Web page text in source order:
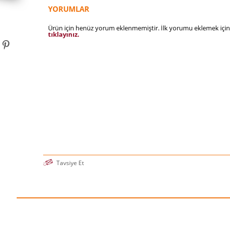
YORUMLAR
Ürün için henüz yorum eklenmemiştir. İlk yorumu eklemek için
tıklayınız.
Tavsiye Et